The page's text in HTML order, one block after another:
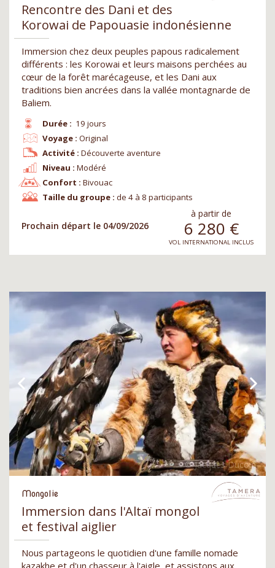
Rencontre des Dani et des
Korowai de Papouasie indonésienne
Immersion chez deux peuples papous radicalement
différents : les Korowai et leurs maisons perchées au
cœur de la forêt marécageuse, et les Dani aux
traditions bien ancrées dans la vallée montagnarde de
Baliem.
Durée : 19 jours
Niveau : Modéré
Voyage : Original
Confort : Bivouac
Activité : Découverte aventure
Taille du groupe : de 4 à 8 participants
Prochain départ le 04/09/2026
à partir de
6 280 €
VOL INTERNATIONAL INCLUS
Mongolie
Immersion dans l'Altaï mongol
et festival aiglier
Nous partageons le quotidien d'une famille nomade